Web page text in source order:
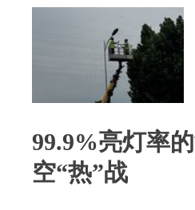
99.9%亮灯率
空“热”战